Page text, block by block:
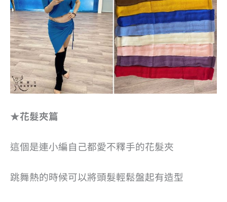
★花髮夾篇
這個是連小編自己都愛不釋手的花髮夾
跳舞熱的時候可以將頭髮輕鬆盤起有造型